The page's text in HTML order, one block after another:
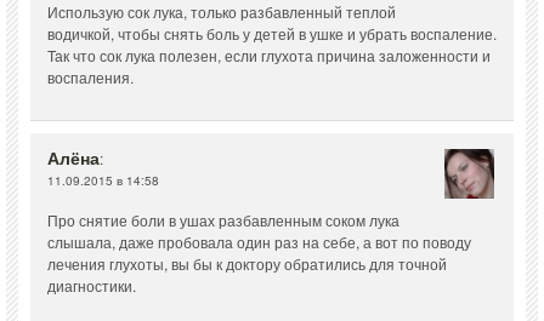
Использую сок лука, только разбавленный теплой
водичкой, чтобы снять боль у детей в ушке и убрать воспаление.
Так что сок лука полезен, если глухота причина заложенности и
воспаления.
Алёна:
11.09.2015 в 14:58
Про снятие боли в ушах разбавленным соком лука
слышала, даже пробовала один раз на себе, а вот по поводу
лечения глухоты, вы бы к доктору обратились для точной
диагностики.